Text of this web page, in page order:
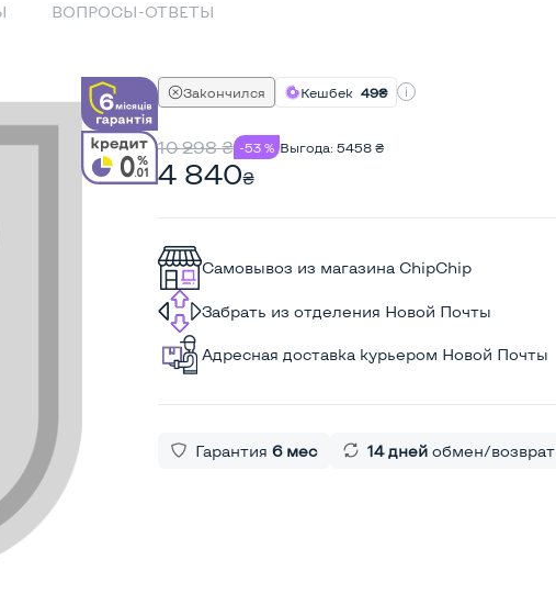
ВОПРОСЫ-ОТВЕТЫ
Закончился Кешбек 49₴
10 298₴ -53 % Выгода: 5458₴
4 840₴
Самовывоз из магазина ChipChip
Забрать из отделения Новой Почты
Адресная доставка курьером Новой Почты
Гарантия 6 мес 14 днейобмен/возврат